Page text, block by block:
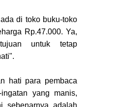
di toko buku-toko
Rp.47.000. Ya,
untuk tetap
hati para pembaca
yang manis,
sebenarnya adalah